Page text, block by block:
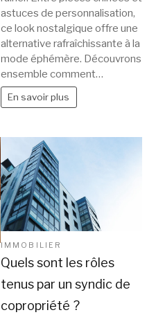
astuces de personnalisation,
ce look nostalgique offre une
alternative rafraîchissante à la
mode éphémère. Découvrons
ensemble comment…
En savoir plus
IMMOBILIER
Quels sont les rôles
tenus par un syndic de
copropriété ?